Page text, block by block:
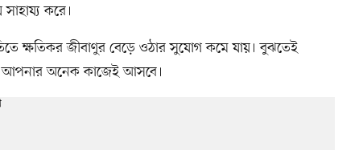
করে।
ক্ষতিকর জীবাণুর বেড়ে ওঠার সুযোগ কমে যায়। বুঝতেই
আপনার অনেক কাজেই আসবে।